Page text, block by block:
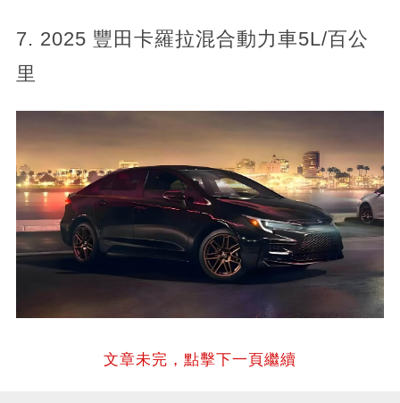
7. 2025 豐田卡羅拉混合動力車5L/百公
里
文章未完，點擊下一頁繼續